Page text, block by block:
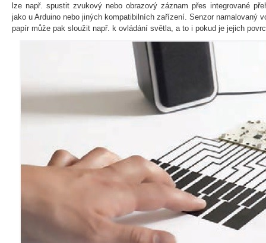
lze např. spustit zvukový nebo obrazový záznam přes integrované
jako u Arduino nebo jiných kompatibilních zařízení. Senzor namalovaný
papír může pak sloužit např. k ovládání světla, a to i pokud je jejich